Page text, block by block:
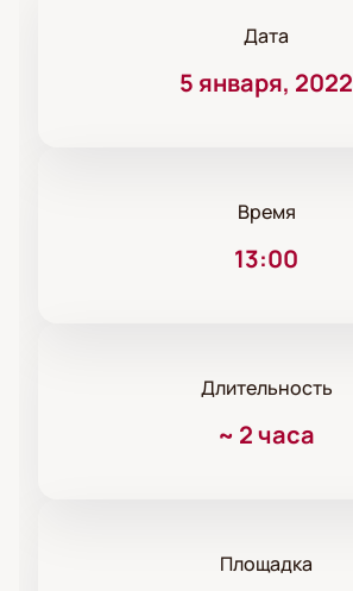
Дата
5 января, 2022
Время
13:00
Длительность
~ 2 часа
Площадка